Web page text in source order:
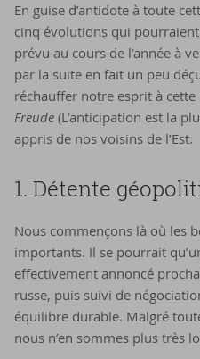
En guise d’antidote à toute
cinq évolutions qui
prévu au cours de l’année à
par la suite en fait un peu
réchauffer notre esprit à cette
Freude (L’anticipation est la
appris de nos voisins de l’Est.
1. Dé­tente
Nous commençons là où les
importants. Il se pourrait
effectivement annoncé
russe, puis suivi de
équilibre durable. Malgré
nous n’en sommes plus très